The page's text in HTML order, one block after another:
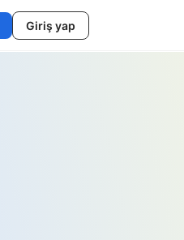
Giriş yap